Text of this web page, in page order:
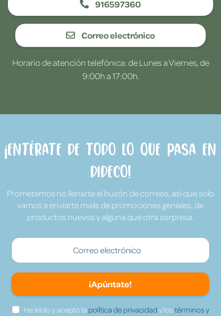
916597360
Correo electrónico
Horario de atención telefónica: de Lunes a Viernes, de
9:00h a 17:00h.
¡Entérate de todo lo que pasa en
Dideco!
Prometemos no llenarte el buzón de correos, así que solo
vamos a enviarte mails de promociones geniales, de
productos nuevos y alguna que otra sorpresa.
¡Apúntate!
He leído y acepto la política de privacidad y lostérminos y